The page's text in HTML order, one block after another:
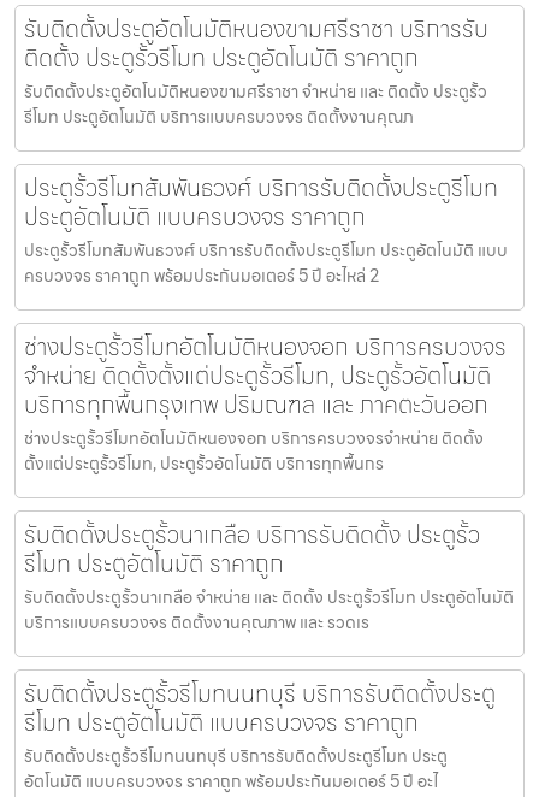
รับติดตั้งประตูอัตโนมัติหนองขามศรีราชา บริการรับ
ติดตั้ง ประตูรั้วรีโมท ประตูอัตโนมัติ ราคาถูก
รับติดตั้งประตูอัตโนมัติหนองขามศรีราชา จำหน่าย และ ติดตั้ง ประตูรั้ว
รีโมท ประตูอัตโนมัติ บริการแบบครบวงจร ติดตั้งงานคุณภ
ประตูรั้วรีโมทสัมพันธวงศ์ บริการรับติดตั้งประตูรีโมท
ประตูอัตโนมัติ แบบครบวงจร ราคาถูก
ประตูรั้วรีโมทสัมพันธวงศ์ บริการรับติดตั้งประตูรีโมท ประตูอัตโนมัติ แบบ
ครบวงจร ราคาถูก พร้อมประกันมอเตอร์ 5 ปี อะไหล่ 2
ช่างประตูรั้วรีโมทอัตโนมัติหนองจอก บริการครบวงจร
จำหน่าย ติดตั้งตั้งแต่ประตูรั้วรีโมท, ประตูรั้วอัตโนมัติ
บริการทุกพื้นกรุงเทพ ปริมณฑล และ ภาคตะวันออก
ช่างประตูรั้วรีโมทอัตโนมัติหนองจอก บริการครบวงจรจำหน่าย ติดตั้ง
ตั้งแต่ประตูรั้วรีโมท, ประตูรั้วอัตโนมัติ บริการทุกพื้นกร
รับติดตั้งประตูรั้วนาเกลือ บริการรับติดตั้ง ประตูรั้ว
รีโมท ประตูอัตโนมัติ ราคาถูก
รับติดตั้งประตูรั้วนาเกลือ จำหน่าย และ ติดตั้ง ประตูรั้วรีโมท ประตูอัตโนมัติ
บริการแบบครบวงจร ติดตั้งงานคุณภาพ และ รวดเร
รับติดตั้งประตูรั้วรีโมทนนทบุรี บริการรับติดตั้งประตู
รีโมท ประตูอัตโนมัติ แบบครบวงจร ราคาถูก
รับติดตั้งประตูรั้วรีโมทนนทบุรี บริการรับติดตั้งประตูรีโมท ประตู
อัตโนมัติ แบบครบวงจร ราคาถูก พร้อมประกันมอเตอร์ 5 ปี อะไ